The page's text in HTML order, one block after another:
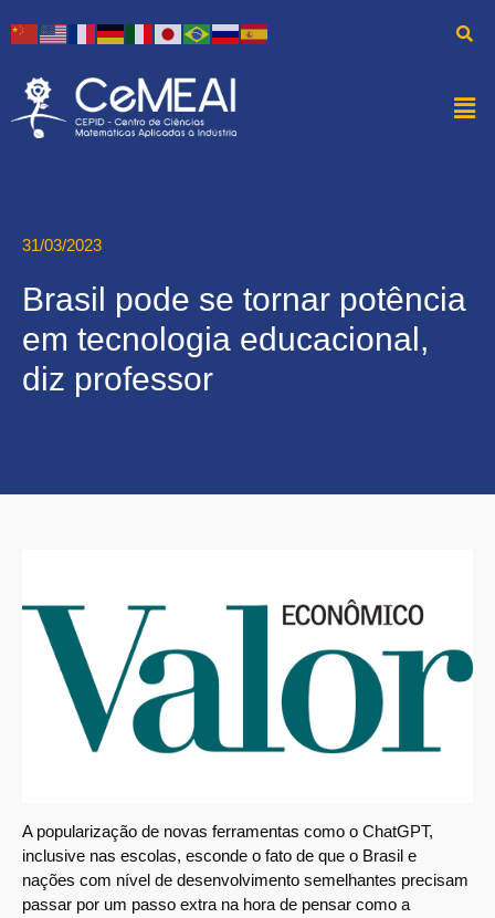
31/03/2023
Brasil pode se tornar potência
em tecnologia educacional,
diz professor
A popularização de novas ferramentas como o ChatGPT,
inclusive nas escolas, esconde o fato de que o Brasil e
nações com nível de desenvolvimento semelhantes precisam
passar por um passo extra na hora de pensar como a